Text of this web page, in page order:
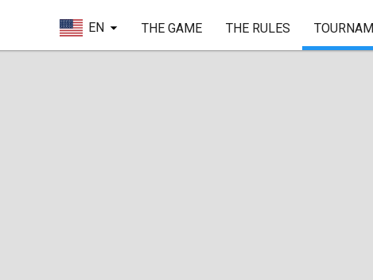
EN THE GAME THE RULES